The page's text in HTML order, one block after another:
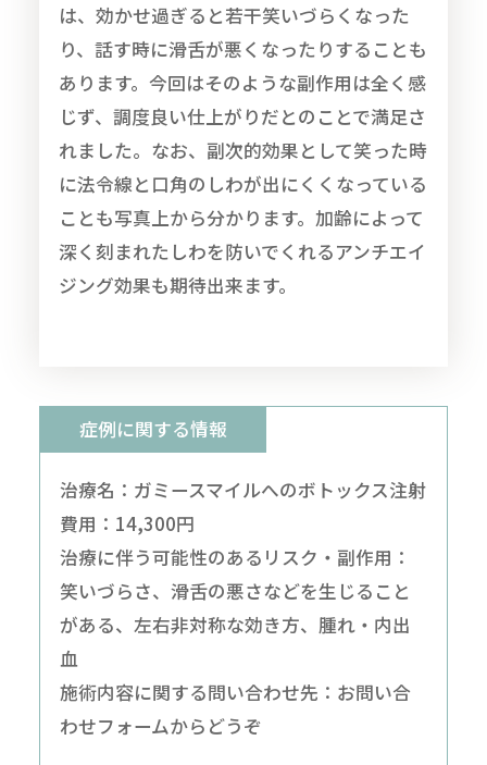
は、効かせ過ぎると若干笑いづらくなった
り、話す時に滑舌が悪くなったりすることも
あります。今回はそのような副作用は全く感
じず、調度良い仕上がりだとのことで満足さ
れました。なお、副次的効果として笑った時
に法令線と口角のしわが出にくくなっている
ことも写真上から分かります。加齢によって
深く刻まれたしわを防いでくれるアンチエイ
ジング効果も期待出来ます。
症例に関する情報
治療名：ガミースマイルへのボトックス注射
費用：14,300円
治療に伴う可能性のあるリスク・副作用：
笑いづらさ、滑舌の悪さなどを生じること
がある、左右非対称な効き方、腫れ・内出
血
施術内容に関する問い合わせ先： お問い合
わせフォームからどうぞ